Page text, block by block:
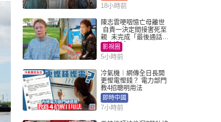
18小時前
陳志雲哽咽憶亡母離世
自責一決定間接害死至
親 未完成「最後通話」
一生遺憾
影視圈
5小時前
冷氣機︱網傳全日長開
更慳電慳錢？ 電力部門
教4招聰明用法
即時中國
7小時前